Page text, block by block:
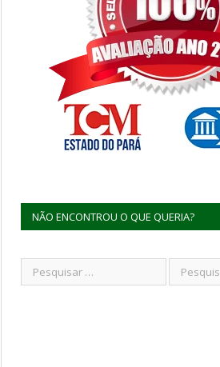
NÃO ENCONTROU O QUE QUERIA?